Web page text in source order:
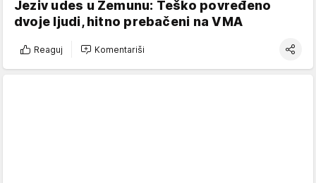
Jeziv udes u Zemunu: Teško povređeno
dvoje ljudi, hitno prebačeni na VMA
Reaguj Komentariši